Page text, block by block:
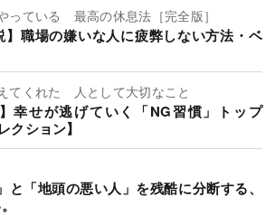
っている 最高の休息法［完全版］
】職場の嫌いな人に疲弊しない方法・ベ
てくれた 人として大切なこと
幸せが逃げていく「NG習慣」トップ
クション】
と「地頭の悪い人」を残酷に分断する、